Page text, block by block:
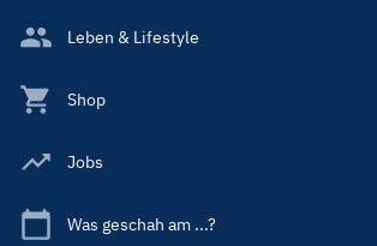
Leben & Lifestyle
Shop
Jobs
Was geschah am ...?